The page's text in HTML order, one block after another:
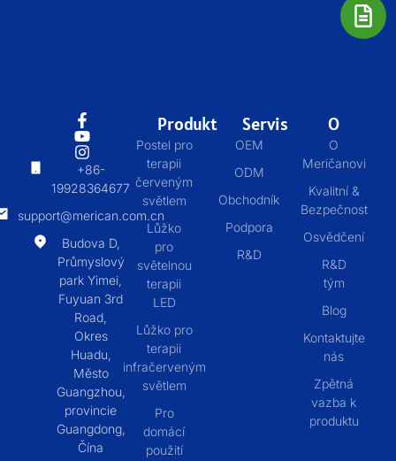
+86-
19928364677
support@merican.com.cn
Budova D,
Průmyslový
park Yimei,
Fuyuan 3rd
Road,
Okres
Huadu,
Město
Guangzhou,
provincie
Guangdong,
Čína
Produkt
Postel pro
terapii
červeným
světlem
Lůžko
pro
světelnou
terapii
LED
Lůžko pro
terapii
infračerveným
světlem
Pro
domácí
použití
Servis
OEM
ODM
Obchodník
Podpora
R&D
O
O
Meričanovi
Kvalitní &
Bezpečnost
Osvědčení
R&D
tým
Blog
Kontaktujte
nás
Zpětná
vazba k
produktu